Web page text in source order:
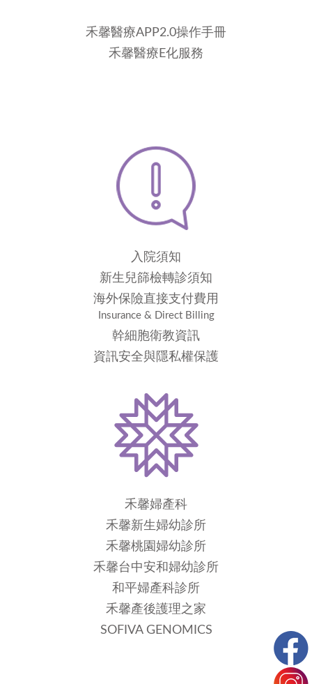
禾馨醫療APP2.0操作手冊
禾馨醫療E化服務
入院須知
新生兒篩檢轉診須知
海外保險直接支付費用
Insurance & Direct Billing
幹細胞衛教資訊
資訊安全與隱私權保護
禾馨婦產科
禾馨新生婦幼診所
禾馨桃園婦幼診所
禾馨台中安和婦幼診所
和平婦產科診所
禾馨產後護理之家
SOFIVA GENOMICS